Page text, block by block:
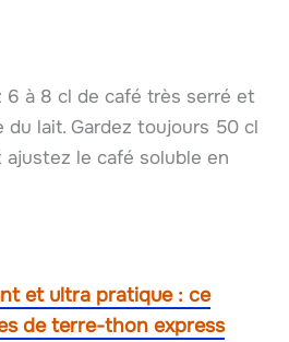
6 à 8 cl de café très serré et
du lait. Gardez toujours 50 cl
le café soluble en
et ultra pratique : ce
de terre-thon express